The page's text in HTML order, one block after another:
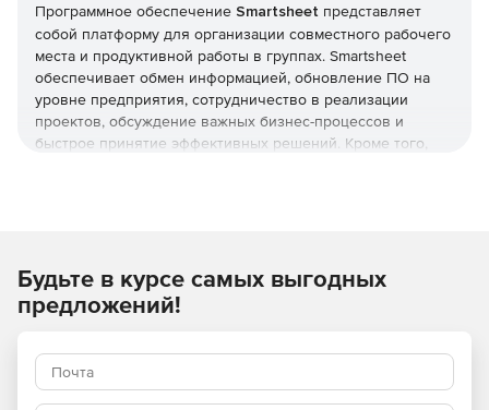
Программное обеспечение Smartsheet представляет
собой платформу для организации совместного рабочего
места и продуктивной работы в группах. Smartsheet
обеспечивает обмен информацией, обновление ПО на
уровне предприятия, сотрудничество в реализации
проектов, обсуждение важных бизнес-процессов и
быстрое принятие эффективных решений. Кроме того,
Работа с несколькими соавторами
проектом, можно предоставить им доступ к таблице. При
предоставлении доступа к таблице администратор может
назначить соавтору права наблюдателя, редактора или
Будьте в курсе самых выгодных
предложений!